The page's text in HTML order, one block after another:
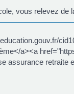
vous relevez de
a><a
assurance retraite